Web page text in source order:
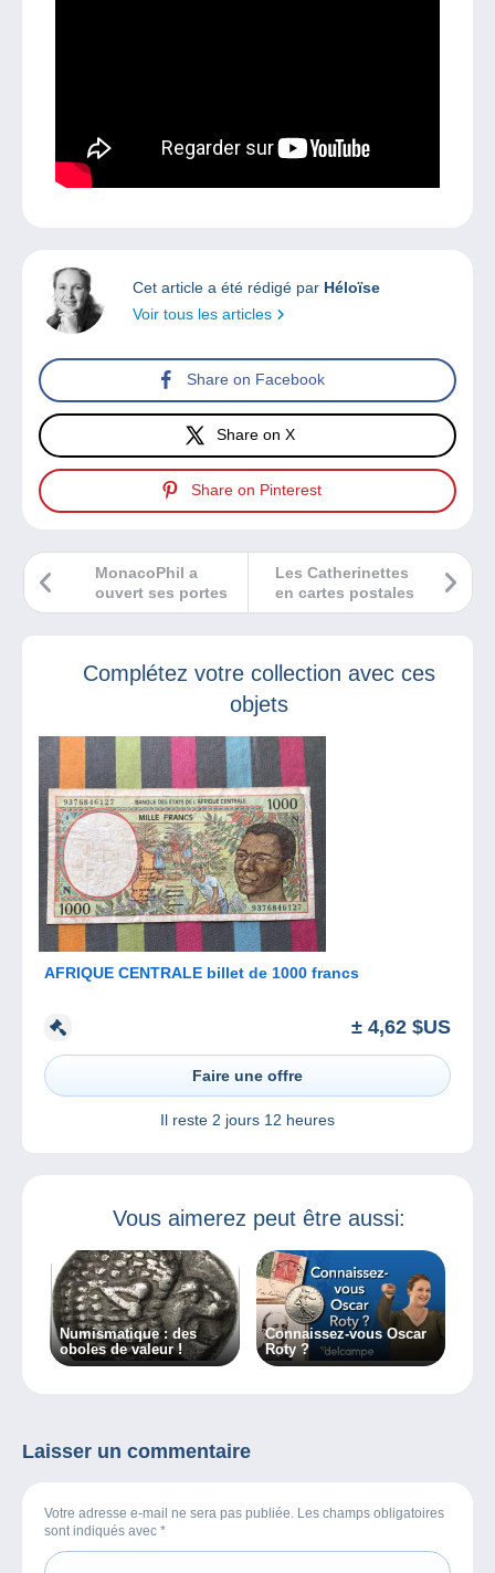
Cet article a été rédigé par Héloïse
Voir tous les articles
Share on Facebook
Share on X
Share on Pinterest
Les Catherinettes
en cartes postales
MonacoPhil a
ouvert ses portes
Complétez votre collection avec ces
objets
AFRIQUE CENTRALE billet de 1000 francs
± 4,62 $US
Faire une offre
Il reste 2 jours 12 heures
Vous aimerez peut être aussi:
Numismatique : des
oboles de valeur !
Connaissez-vous Oscar
Roty ?
Laisser un commentaire
Votre adresse e-mail ne sera pas publiée. Les champs obligatoires
sont indiqués avec *